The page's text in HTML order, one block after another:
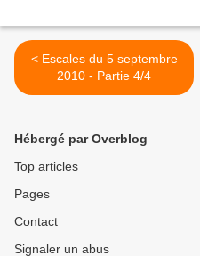
< Escales du 5 septembre
2010 - Partie 4/4
Hébergé par Overblog
Top articles
Pages
Contact
Signaler un abus